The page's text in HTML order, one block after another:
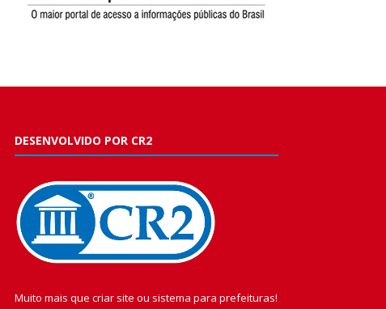
DESENVOLVIDO POR CR2
Muito mais que criar site ou sistema para prefeituras!